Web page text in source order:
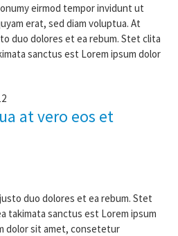
eirmod tempor invidunt ut
erat, sed diam voluptua. At
duo dolores et ea rebum. Stet clita
sanctus est Lorem ipsum dolor
at vero eos et
duo dolores et ea rebum. Stet
takimata sanctus est Lorem ipsum
dolor sit amet, consetetur